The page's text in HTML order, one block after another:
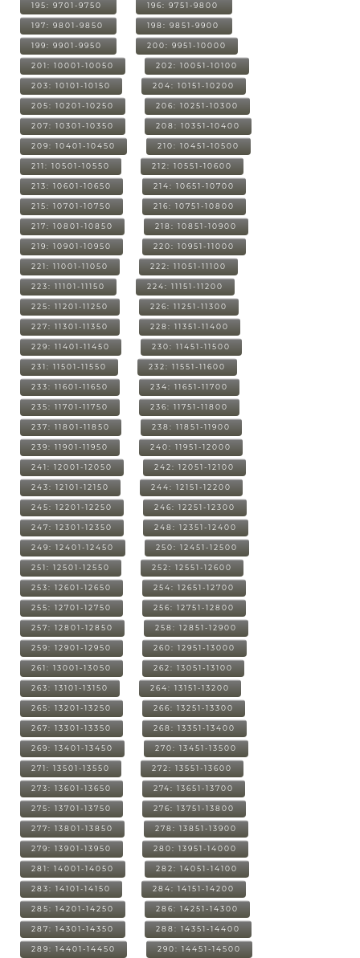
195: 9701-9750 196: 9751-9800
197: 9801-9850 198: 9851-9900
199: 9901-9950 200: 9951-10000
201: 10001-10050 202: 10051-10100
203: 10101-10150 204: 10151-10200
205: 10201-10250 206: 10251-10300
207: 10301-10350 208: 10351-10400
209: 10401-10450 210: 10451-10500
211: 10501-10550 212: 10551-10600
213: 10601-10650 214: 10651-10700
215: 10701-10750 216: 10751-10800
217: 10801-10850 218: 10851-10900
219: 10901-10950 220: 10951-11000
221: 11001-11050 222: 11051-11100
223: 11101-11150 224: 11151-11200
225: 11201-11250 226: 11251-11300
227: 11301-11350 228: 11351-11400
229: 11401-11450 230: 11451-11500
231: 11501-11550 232: 11551-11600
233: 11601-11650 234: 11651-11700
235: 11701-11750 236: 11751-11800
237: 11801-11850 238: 11851-11900
239: 11901-11950 240: 11951-12000
241: 12001-12050 242: 12051-12100
243: 12101-12150 244: 12151-12200
245: 12201-12250 246: 12251-12300
247: 12301-12350 248: 12351-12400
249: 12401-12450 250: 12451-12500
251: 12501-12550 252: 12551-12600
253: 12601-12650 254: 12651-12700
255: 12701-12750 256: 12751-12800
257: 12801-12850 258: 12851-12900
259: 12901-12950 260: 12951-13000
261: 13001-13050 262: 13051-13100
263: 13101-13150 264: 13151-13200
265: 13201-13250 266: 13251-13300
267: 13301-13350 268: 13351-13400
269: 13401-13450 270: 13451-13500
271: 13501-13550 272: 13551-13600
273: 13601-13650 274: 13651-13700
275: 13701-13750 276: 13751-13800
277: 13801-13850 278: 13851-13900
279: 13901-13950 280: 13951-14000
281: 14001-14050 282: 14051-14100
283: 14101-14150 284: 14151-14200
285: 14201-14250 286: 14251-14300
287: 14301-14350 288: 14351-14400
289: 14401-14450 290: 14451-14500